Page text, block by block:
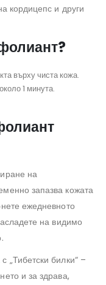
кордицепс и други
върху чиста кожа.
1 минута.
на
запазва кожата
ежедневното
на видимо
с „Тибетски билки“ –
и за здрава,